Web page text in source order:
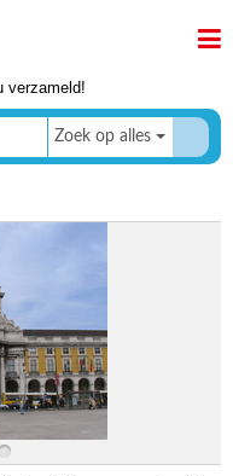
verzameld!
Zoek op alles